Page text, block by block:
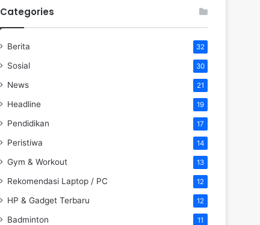
Categories
Berita 32
Sosial 30
News 21
Headline 19
Pendidikan 17
Peristiwa 14
Gym & Workout 13
Rekomendasi Laptop / PC 12
HP & Gadget Terbaru 12
Badminton 11